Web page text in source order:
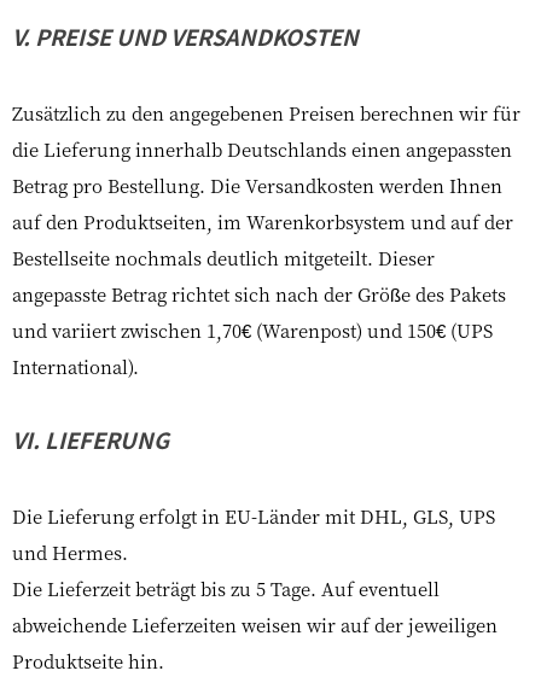
V. PREISE UND VERSANDKOSTEN
Zusätzlich zu den angegebenen Preisen berechnen wir für
die Lieferung innerhalb Deutschlands einen angepassten
Betrag pro Bestellung. Die Versandkosten werden Ihnen
auf den Produktseiten, im Warenkorbsystem und auf der
Bestellseite nochmals deutlich mitgeteilt. Dieser
angepasste Betrag richtet sich nach der Größe des Pakets
und variiert zwischen 1,70€ (Warenpost) und 150€ (UPS
International).
VI. LIEFERUNG
Die Lieferung erfolgt in EU-Länder mit DHL, GLS, UPS
und Hermes.
Die Lieferzeit beträgt bis zu 5 Tage. Auf eventuell
abweichende Lieferzeiten weisen wir auf der jeweiligen
Produktseite hin.